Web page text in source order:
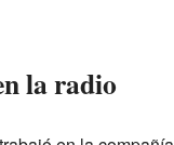
la radio